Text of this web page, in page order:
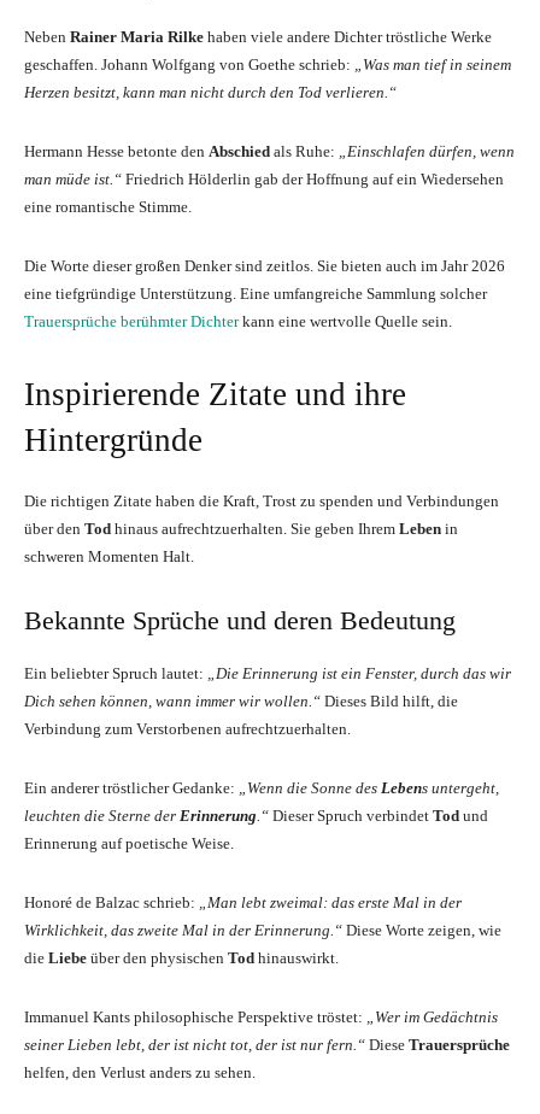
Neben Rainer Maria Rilke haben viele andere Dichter tröstliche Werke
geschaffen. Johann Wolfgang von Goethe schrieb: „Was man tief in seinem
Herzen besitzt, kann man nicht durch den Tod verlieren.“
Hermann Hesse betonte den Abschied als Ruhe: „Einschlafen dürfen, wenn
man müde ist.“ Friedrich Hölderlin gab der Hoffnung auf ein Wiedersehen
eine romantische Stimme.
Die Worte dieser großen Denker sind zeitlos. Sie bieten auch im Jahr 2026
eine tiefgründige Unterstützung. Eine umfangreiche Sammlung solcher
Trauersprüche berühmter Dichterkann eine wertvolle Quelle sein.
Inspirierende Zitate und ihre
Hintergründe
Die richtigen Zitate haben die Kraft, Trost zu spenden und Verbindungen
über den Tod hinaus aufrechtzuerhalten. Sie geben Ihrem Leben in
schweren Momenten Halt.
Bekannte Sprüche und deren Bedeutung
Ein beliebter Spruch lautet: „Die Erinnerung ist ein Fenster, durch das wir
Dich sehen können, wann immer wir wollen.“ Dieses Bild hilft, die
Verbindung zum Verstorbenen aufrechtzuerhalten.
Ein anderer tröstlicher Gedanke: „Wenn die Sonne des Lebens untergeht,
leuchten die Sterne der Erinnerung.“ Dieser Spruch verbindet Tod und
Erinnerung auf poetische Weise.
Honoré de Balzac schrieb: „Man lebt zweimal: das erste Mal in der
Wirklichkeit, das zweite Mal in der Erinnerung.“ Diese Worte zeigen, wie
die Liebe über den physischen Tod hinauswirkt.
Immanuel Kants philosophische Perspektive tröstet: „Wer im Gedächtnis
seiner Lieben lebt, der ist nicht tot, der ist nur fern.“ Diese Trauersprüche
helfen, den Verlust anders zu sehen.